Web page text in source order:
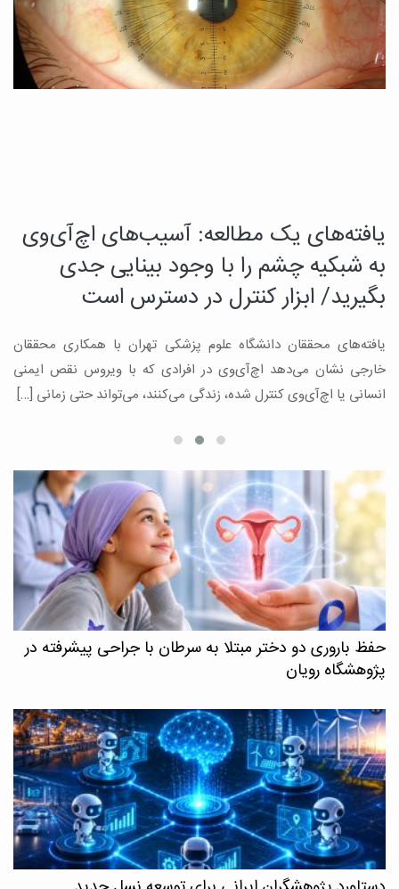
یافته‌های یک مطالعه: آسیب‌های اچ‌آی‌وی
به شبکیه چشم را با وجود بینایی جدی
بگیرید/ ابزار کنترل در دسترس است
یافته‌های محققان دانشگاه علوم پزشکی تهران با همکاری محققان
خارجی نشان می‌دهد اچ‌آی‌وی در افرادی که با ویروس نقص ایمنی
انسانی یا اچ‌آی‌وی کنترل شده، زندگی می‌کنند، می‌تواند حتی زمانی […]
حفظ باروری دو دختر مبتلا به سرطان با جراحی پیشرفته در
پژوهشگاه رویان